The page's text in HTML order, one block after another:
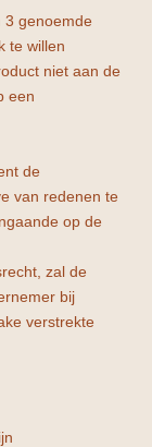
3 genoemde
te willen
niet aan de
een
de
van redenen te
op de
zal de
bij
verstrekte